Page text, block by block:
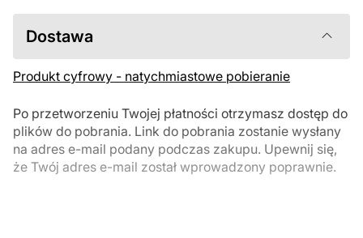
Dostawa
Produkt cyfrowy - natychmiastowe pobieranie
Po przetworzeniu Twojej płatności otrzymasz dostęp do
plików do pobrania. Link do pobrania zostanie wysłany
na adres e-mail podany podczas zakupu. Upewnij się,
że Twój adres e-mail został wprowadzony poprawnie.